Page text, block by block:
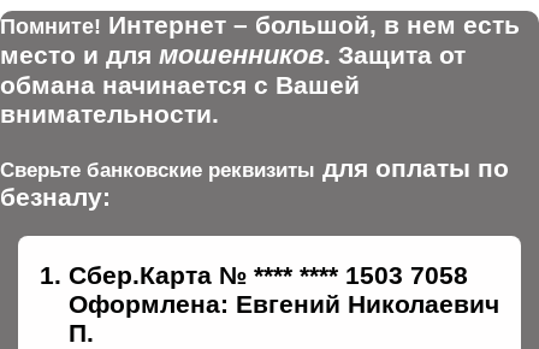
Помните! Интернет – большой, в нем есть
место и для мошенников. Защита от
обмана начинается с Вашей
внимательности.
Сверьте банковские реквизиты для оплаты по
безналу:
Сбер.Карта № **** **** 1503 7058
Оформлена: Евгений Николаевич
П.